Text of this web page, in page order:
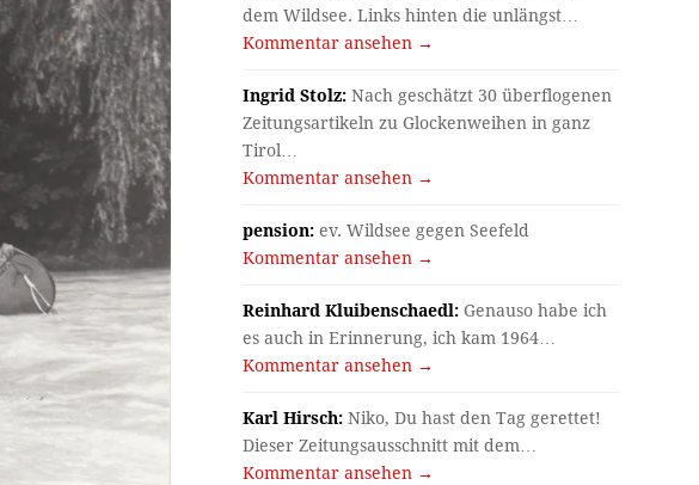
dem Wildsee. Links hinten die unlängst…
Kommentar ansehen →
Ingrid Stolz: Nach geschätzt 30 überflogenen
Zeitungsartikeln zu Glockenweihen in ganz
Tirol…
Kommentar ansehen →
pension: ev. Wildsee gegen Seefeld
Kommentar ansehen →
Reinhard Kluibenschaedl: Genauso habe ich
es auch in Erinnerung, ich kam 1964…
Kommentar ansehen →
Karl Hirsch: Niko, Du hast den Tag gerettet!
Dieser Zeitungsausschnitt mit dem…
Kommentar ansehen →